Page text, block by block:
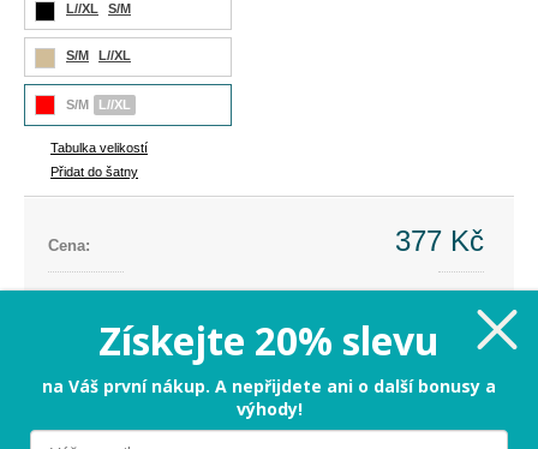
L//XL S/M
S/M L//XL
S/M L//XL
Tabulka velikostí
Přidat do šatny
Cena: 377 Kč
-522 Kč (-58%)
PŘIDAT DO KOŠÍKU
Získejte 20% slevu
na Váš první nákup. A nepřijdete ani o další bonusy a
výhody!